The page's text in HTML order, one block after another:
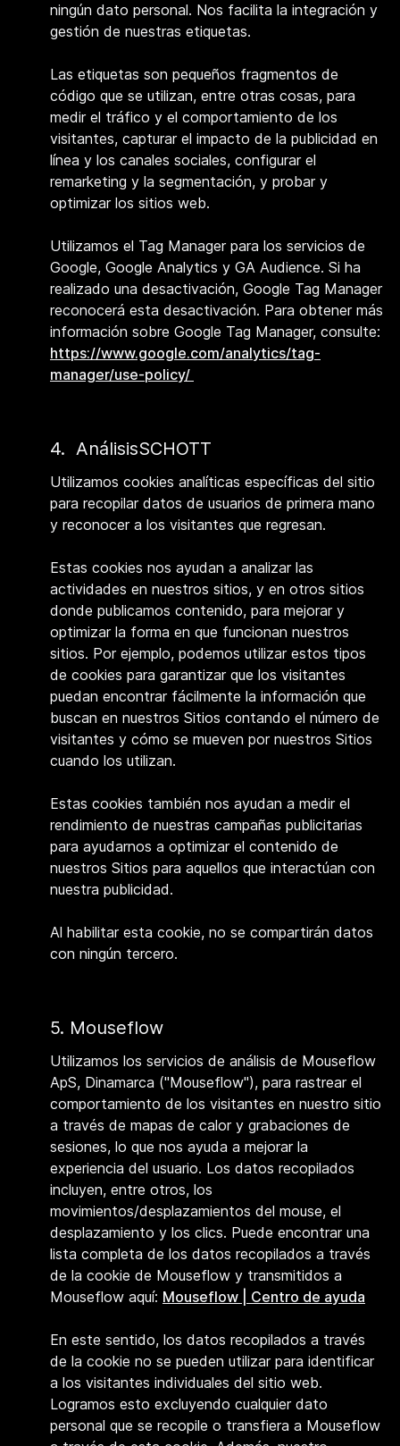
ningún dato personal. Nos facilita la integración y
gestión de nuestras etiquetas.
Las etiquetas son pequeños fragmentos de
código que se utilizan, entre otras cosas, para
medir el tráfico y el comportamiento de los
visitantes, capturar el impacto de la publicidad en
línea y los canales sociales, configurar el
remarketing y la segmentación, y probar y
optimizar los sitios web.
Utilizamos el Tag Manager para los servicios de
Google, Google Analytics y GA Audience. Si ha
realizado una desactivación, Google Tag Manager
reconocerá esta desactivación. Para obtener más
información sobre Google Tag Manager, consulte:
https://www.google.com/analytics/tag-
manager/use-policy/
4. AnálisisSCHOTT
Utilizamos cookies analíticas específicas del sitio
para recopilar datos de usuarios de primera mano
y reconocer a los visitantes que regresan.
Estas cookies nos ayudan a analizar las
actividades en nuestros sitios, y en otros sitios
donde publicamos contenido, para mejorar y
optimizar la forma en que funcionan nuestros
sitios. Por ejemplo, podemos utilizar estos tipos
de cookies para garantizar que los visitantes
puedan encontrar fácilmente la información que
buscan en nuestros Sitios contando el número de
visitantes y cómo se mueven por nuestros Sitios
cuando los utilizan.
Estas cookies también nos ayudan a medir el
rendimiento de nuestras campañas publicitarias
para ayudarnos a optimizar el contenido de
nuestros Sitios para aquellos que interactúan con
nuestra publicidad.
Al habilitar esta cookie, no se compartirán datos
con ningún tercero.
5. Mouseflow
Utilizamos los servicios de análisis de Mouseflow
ApS, Dinamarca ("Mouseflow"), para rastrear el
comportamiento de los visitantes en nuestro sitio
a través de mapas de calor y grabaciones de
sesiones, lo que nos ayuda a mejorar la
experiencia del usuario. Los datos recopilados
incluyen, entre otros, los
movimientos/desplazamientos del mouse, el
desplazamiento y los clics. Puede encontrar una
lista completa de los datos recopilados a través
de la cookie de Mouseflow y transmitidos a
Mouseflow aquí: Mouseflow | Centro de ayuda
En este sentido, los datos recopilados a través
de la cookie no se pueden utilizar para identificar
a los visitantes individuales del sitio web.
Logramos esto excluyendo cualquier dato
personal que se recopile o transfiera a Mouseflow